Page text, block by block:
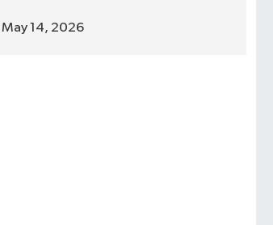
May 14, 2026